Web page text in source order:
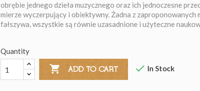
obrębie jednego dzieła muzycznego oraz ich jednoczesne
mierze wyczerpujący i obiektywny. Żadna z
fałszywa, wszystkie są równie uzasadnione i użyteczne
Quantity
 ADD TO CART  In Stock